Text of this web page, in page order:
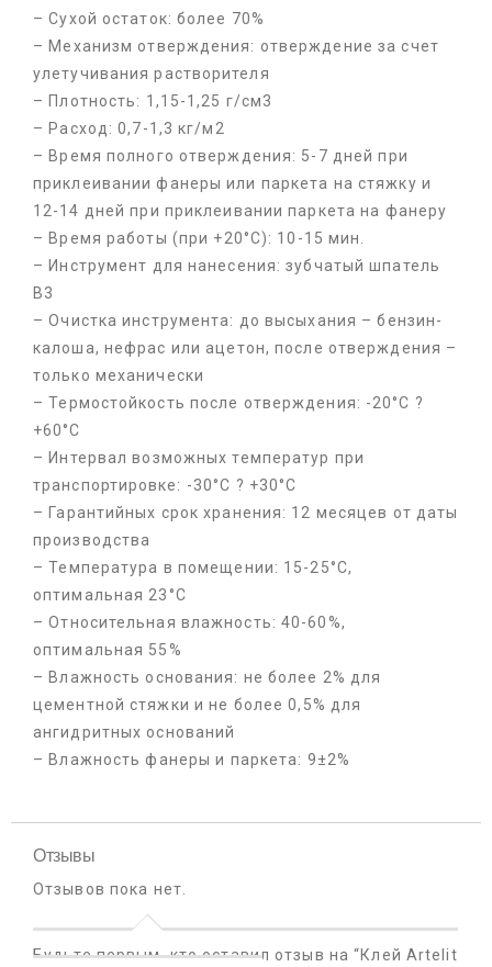
– Сухой остаток: более 70%
– Механизм отверждения: отверждение за счет
улетучивания растворителя
– Плотность: 1,15-1,25 г/см3
– Расход: 0,7-1,3 кг/м2
– Время полного отверждения: 5-7 дней при
приклеивании фанеры или паркета на стяжку и
12-14 дней при приклеивании паркета на фанеру
– Время работы (при +20°C): 10-15 мин.
– Инструмент для нанесения: зубчатый шпатель
B3
– Очистка инструмента: до высыхания – бензин-
калоша, нефрас или ацетон, после отверждения –
только механически
– Термостойкость после отверждения: -20°C ?
+60°C
– Интервал возможных температур при
транспортировке: -30°C ? +30°C
– Гарантийных срок хранения: 12 месяцев от даты
производства
– Температура в помещении: 15-25°С,
оптимальная 23°С
– Относительная влажность: 40-60%,
оптимальная 55%
– Влажность основания: не более 2% для
цементной стяжки и не более 0,5% для
ангидритных оснований
– Влажность фанеры и паркета: 9±2%
Отзывы
Отзывов пока нет.
Будьте первым, кто оставил отзыв на “Клей Artelit